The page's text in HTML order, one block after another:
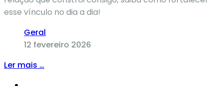
esse vínculo no dia a dia!
Geral
12 fevereiro 2026
Ler mais …